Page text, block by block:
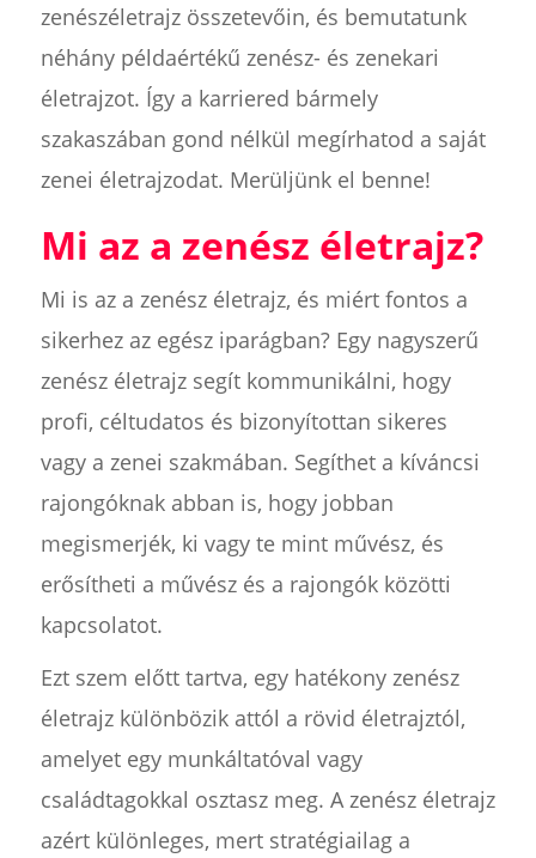
zenészéletrajz összetevőin, és bemutatunk
néhány példaértékű zenész- és zenekari
életrajzot. Így a karriered bármely
szakaszában gond nélkül megírhatod a saját
zenei életrajzodat. Merüljünk el benne!
Mi az a zenész életrajz?
Mi is az a zenész életrajz, és miért fontos a
sikerhez az egész iparágban? Egy nagyszerű
zenész életrajz segít kommunikálni, hogy
profi, céltudatos és bizonyítottan sikeres
vagy a zenei szakmában. Segíthet a kíváncsi
rajongóknak abban is, hogy jobban
megismerjék, ki vagy te mint művész, és
erősítheti a művész és a rajongók közötti
kapcsolatot.
Ezt szem előtt tartva, egy hatékony zenész
életrajz különbözik attól a rövid életrajztól,
amelyet egy munkáltatóval vagy
családtagokkal osztasz meg. A zenész életrajz
azért különleges, mert stratégiailag a